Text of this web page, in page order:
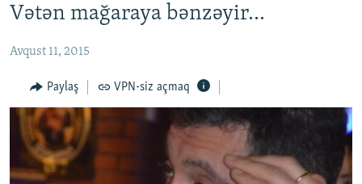
Əsas
qayıt
KORRUPSIOMETR
#ƏSLINDƏ
FƏRQƏ BAX
QANUNI DOĞRU
ARAŞDIRMA
MULTIMEDIA
Vətən mağaraya bənzəyir...
Avqust 11, 2015
Paylaş VPN-siz açmaq